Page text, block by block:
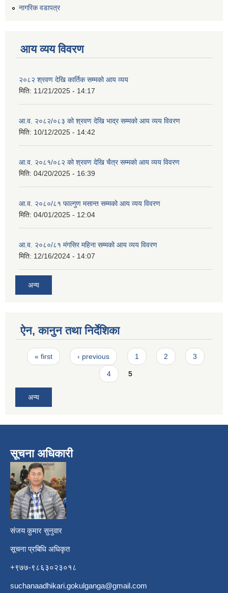
नागरिक वडापत्र
आय व्यय विवरण
२०८२ श्रवण देखि कार्तिक सम्मको आय व्यय
मिति: 11/21/2025 - 14:17
आ.व. २०८२/०८३ को श्रवण देखि भाद्र सम्मको आय व्यय विवरण
मिति: 10/12/2025 - 14:42
आ.व. २०८१/०८२ को श्रवण देखि चैत्र सम्मको आय व्यय विवरण
मिति: 04/20/2025 - 16:39
आ.व. २०८०/८१ फाल्गुण मसान्त सम्मको आय व्यय विवरण
मिति: 04/01/2025 - 12:04
आ.व. २०८०/८१ मंगसिर महिना सम्मको आय व्यय विवरण
मिति: 12/16/2024 - 14:07
अन्य
ऐन, कानुन तथा निर्देशिका
Pages
« first ‹ previous 1 2 3
4 5
अन्य
सूचना अधिकारी
संजय कुमार सुनुवार
सूचना प्रबिधि अधिकृत
+९७७-९८६३०२३०१८
suchanaadhikari.gokulganga@gmail.com